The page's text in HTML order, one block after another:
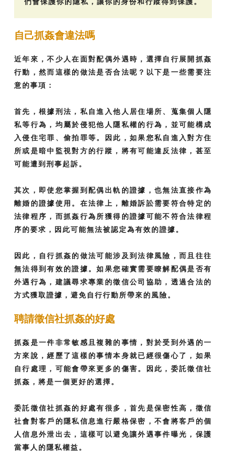
自己抓姦會違法嗎
近年來，不少人在面對配偶外遇時，選擇自行展開抓姦
行動，然而這樣的做法是否合法呢？以下是一些需要注
意的事項：
首先，根據刑法，私自進入他人居住場所、蒐集個人隱
私等行為，均屬於侵犯他人隱私權的行為，並可能構成
入侵住宅罪、偷拍罪等。因此，如果您私自進入對方住
所或是暗中監視對方的行蹤，將有可能違反法律，甚至
可能遭到刑事起訴。
其次，即使您掌握到配偶出軌的證據，也無法直接作為
離婚的證據使用。在法律上，離婚訴訟需要符合特定的
法律程序，而抓姦行為所獲得的證據可能不符合法律程
序的要求，因此可能無法被認定為有效的證據。
因此，自行抓姦的做法可能涉及到法律風險，而且往往
無法得到有效的證據。如果您確實需要瞭解配偶是否有
外遇行為，建議尋求專業的徵信公司協助，透過合法的
方式獲取證據，避免自行行動所帶來的風險。
聘請徵信社抓姦的好處
抓姦是一件非常敏感且複雜的事情，對於受到外遇的一
方來說，經歷了這樣的事情本身就已經很傷心了，如果
自行處理，可能會帶來更多的傷害。因此，委託徵信社
抓姦，將是一個更好的選擇。
委託徵信社抓姦的好處有很多，首先是保密性高，徵信
社會對客戶的隱私信息進行嚴格保密，不會將客戶的個
人信息外泄出去，這樣可以避免讓外遇事件曝光，保護
當事人的隱私權益。